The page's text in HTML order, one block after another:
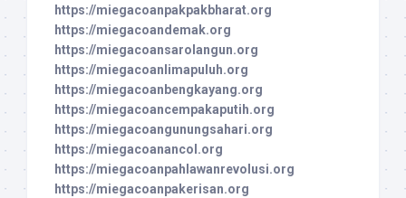
https://miegacoanpakpakbharat.org
https://miegacoandemak.org
https://miegacoansarolangun.org
https://miegacoanlimapuluh.org
https://miegacoanbengkayang.org
https://miegacoancempakaputih.org
https://miegacoangunungsahari.org
https://miegacoanancol.org
https://miegacoanpahlawanrevolusi.org
https://miegacoanpakerisan.org